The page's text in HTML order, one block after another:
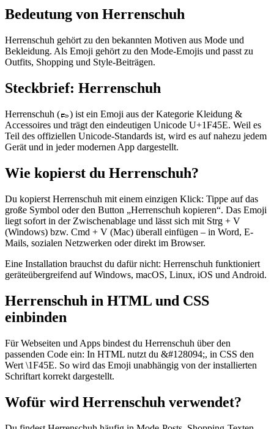
Bedeutung von Herrenschuh
Herrenschuh gehört zu den bekannten Motiven aus Mode und
Bekleidung. Als Emoji gehört zu den Mode-Emojis und passt zu
Outfits, Shopping und Style-Beiträgen.
Steckbrief: Herrenschuh
Herrenschuh (👞) ist ein Emoji aus der Kategorie Kleidung &
Accessoires und trägt den eindeutigen Unicode U+1F45E. Weil es
Teil des offiziellen Unicode-Standards ist, wird es auf nahezu jedem
Gerät und in jeder modernen App dargestellt.
Wie kopierst du Herrenschuh?
Du kopierst Herrenschuh mit einem einzigen Klick: Tippe auf das
große Symbol oder den Button „Herrenschuh kopieren“. Das Emoji
liegt sofort in der Zwischenablage und lässt sich mit Strg + V
(Windows) bzw. Cmd + V (Mac) überall einfügen – in Word, E-
Mails, sozialen Netzwerken oder direkt im Browser.
Eine Installation brauchst du dafür nicht: Herrenschuh funktioniert
geräteübergreifend auf Windows, macOS, Linux, iOS und Android.
Herrenschuh in HTML und CSS
einbinden
Für Webseiten und Apps bindest du Herrenschuh über den
passenden Code ein: In HTML nutzt du &#128094;, in CSS den
Wert \1F45E. So wird das Emoji unabhängig von der installierten
Schriftart korrekt dargestellt.
Wofür wird Herrenschuh verwendet?